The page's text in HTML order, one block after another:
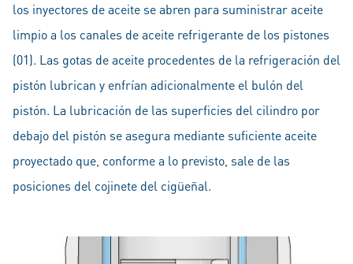
los inyectores de aceite se abren para suministrar aceite
limpio a los canales de aceite refrigerante de los pistones
(01). Las gotas de aceite procedentes de la refrigeración del
pistón lubrican y enfrían adicionalmente el bulón del
pistón. La lubricación de las superficies del cilindro por
debajo del pistón se asegura mediante suficiente aceite
proyectado que, conforme a lo previsto, sale de las
posiciones del cojinete del cigüeñal.